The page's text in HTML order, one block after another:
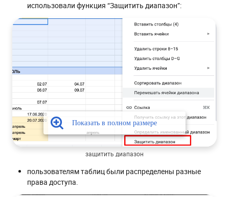
использовали функция “Защитить диапазон”:
защитить диапазон
пользователям таблиц были распределены разные
права доступа.